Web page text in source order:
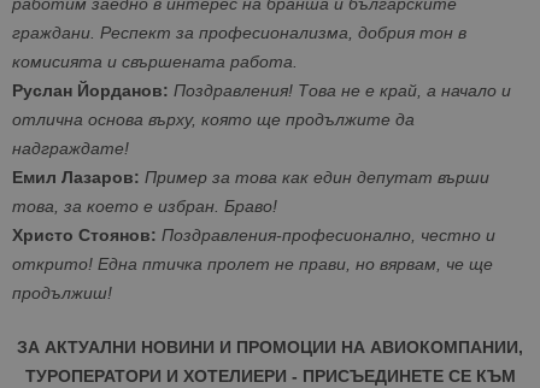
работим заедно в интерес на бранша и българските
граждани. Респект за професионализма, добрия тон в
комисията и свършената работа.
Руслан Йорданов: Поздравления! Това не е край, а начало и
отлична основа върху, която ще продължите да
надграждате!
Емил Лазаров: Пример за това как един депутат върши
това, за което е избран. Браво!
Христо Стоянов: Поздравления-професионално, честно и
открито! Една птичка пролет не прави, но вярвам, че ще
продължиш!
ЗА АКТУАЛНИ НОВИНИ И ПРОМОЦИИ НА АВИОКОМПАНИИ,
ТУРОПЕРАТОРИ И ХОТЕЛИЕРИ - ПРИСЪЕДИНЕТЕ СЕ КЪМ